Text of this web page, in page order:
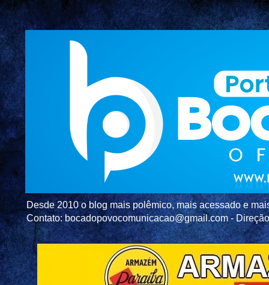
Desde 2010 o blog mais polêmico, mais acessado e
Contato: bocadopovocomunicacao@gmail.com -